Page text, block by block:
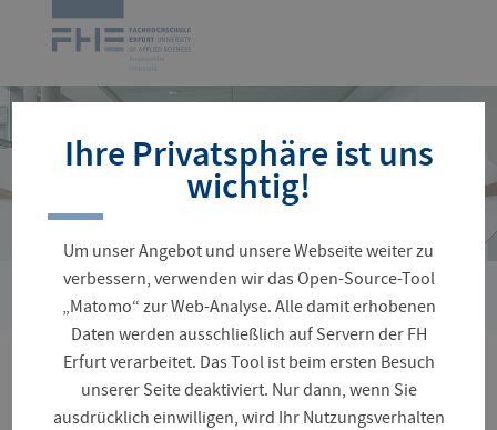
Zur
Navigation
überspringen
sind
hier:
Personenverzeichnis › Brolich, Nina
M.Sc. Nina Brolich
Ihre Privatsphäre ist uns
wichtig!
Um unser Angebot und unsere Webseite weiter zu
verbessern, verwenden wir das Open-Source-Tool
„Matomo“ zur Web-Analyse. Alle damit erhobenen
Daten werden ausschließlich auf Servern der FH
Erfurt verarbeitet. Das Tool ist beim ersten Besuch
unserer Seite deaktiviert. Nur dann, wenn Sie
ausdrücklich einwilligen, wird Ihr Nutzungsverhalten